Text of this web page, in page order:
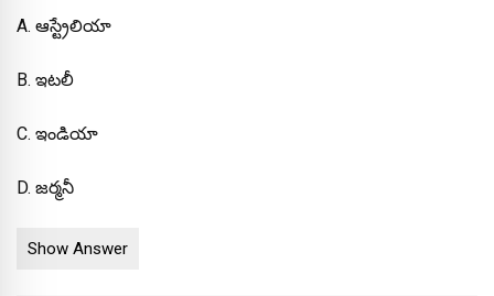
A. ఆస్ట్రేలియా
B. ఇటలీ
C. ఇండియా
D. జర్మనీ
Show Answer